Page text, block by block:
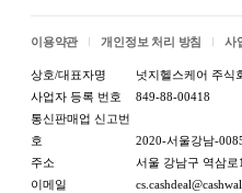
이용약관 개인정보 처리 방침 사
상호/대표자명
넛지헬스케어 주식
사업자 등록 번호
849-88-00418
통신판매업 신고번
호
2020-서울강남-
주소
서울 강남구 역삼
이메일